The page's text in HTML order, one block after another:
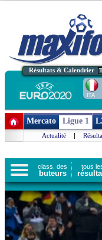
Résultats & Calendrier
ITA
Mercato Ligue 1
Actualité |
class. des
buteurs
tous